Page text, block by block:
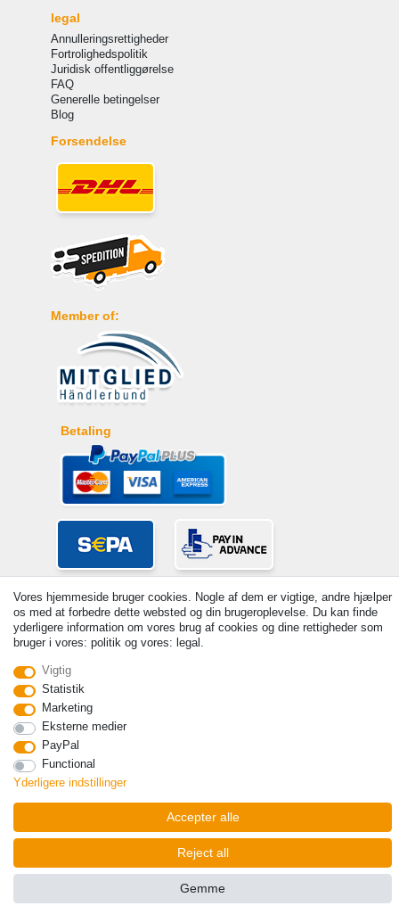
legal
Annulleringsrettigheder
Fortrolighedspolitik
Juridisk offentliggørelse
FAQ
Generelle betingelser
Blog
Forsendelse
Member of:
Betaling
© Copyright 2026 | Alle rettigheder forbeholdes. - Prices incl. VAT. 19%
VAT Basic prices see article detail | * Applies to deliveries to the UK!
Withdraw from contract here
Vores hjemmeside bruger cookies. Nogle af dem er vigtige, andre hjælper
os med at forbedre dette websted og din brugeroplevelse. Du kan finde
yderligere information om vores brug af cookies og dine rettigheder som
bruger i vores: politik og vores: legal.
Vigtig
Statistik
Marketing
Eksterne medier
PayPal
Functional
Yderligere indstillinger
Accepter alle
Reject all
Gemme